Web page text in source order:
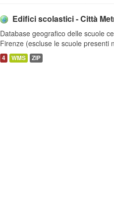
Edifici scolastici - Città
Database geografico delle scuole
Firenze (escluse le scuole presenti
4 WMS ZIP